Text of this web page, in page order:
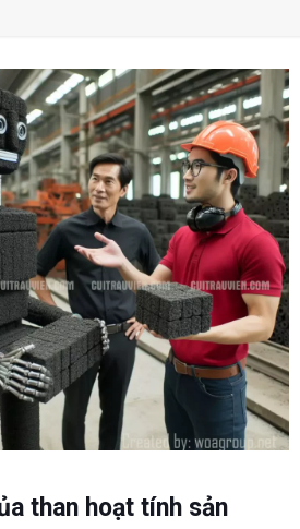
than hoạt tính sản